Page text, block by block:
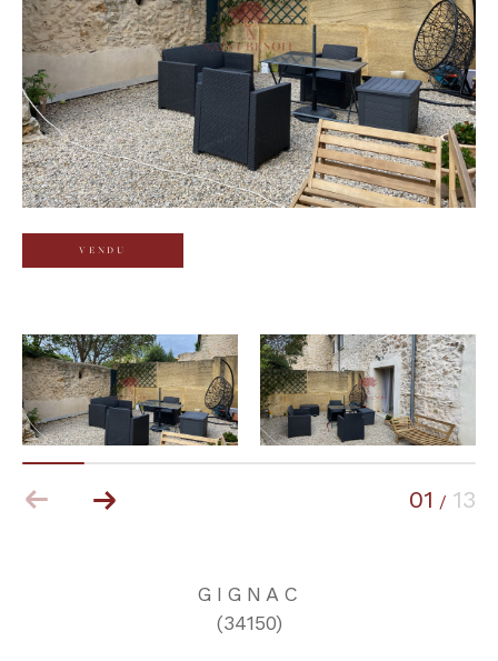
VENDU
01 / 13
GIGNAC
(34150)
Budget
Budget
Surface
Surface
Pièces
Référence
AFFINER LES CRITÈRES
TERRASSE PARKING PISCINE